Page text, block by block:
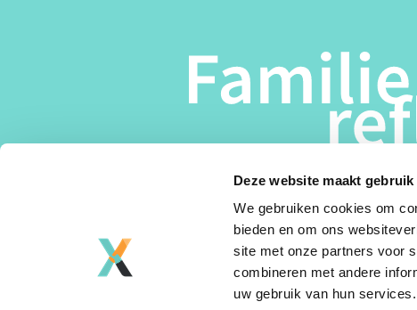
Deze website maakt
We gebruiken cookies om
bieden en om ons
site met onze partners voor
combineren met andere
uw gebruik van hun services.